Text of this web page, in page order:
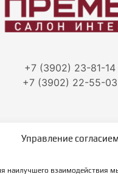
Управление согласием
наилучшего взаимодействия
+7 (3902) 23-81-14
+7 (3902) 22-55-03
Абакан, ул.Тараса